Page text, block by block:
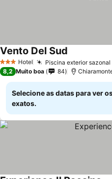
3 EstrelasHotel Piscina exterior
Vento Del Sud
8,2 Muito boa 84
Selecione as datas para ver
exatos.